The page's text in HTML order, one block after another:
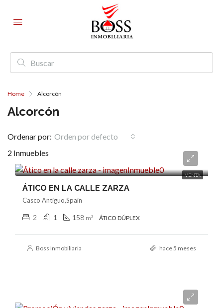
Home Alcorcón
Alcorcón
2 Inmuebles
Ordenar por: Orden por defecto
VENTA
ÁTICO EN LA CALLE ZARZA
Casco Antiguo,Spain
2 1 158 m² ÁTICO DÚPLEX
Boss Inmobiliaria hace 5 meses